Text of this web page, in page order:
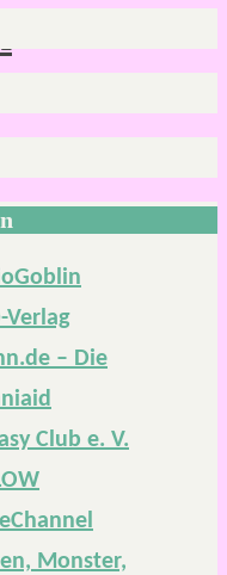
Verlag
– Die
Club e. V.
Monster,